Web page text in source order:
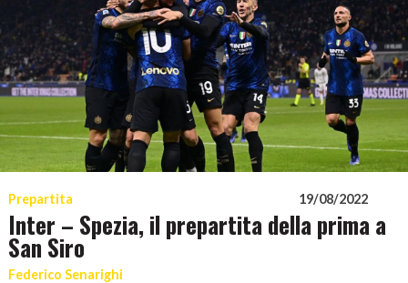
Prepartita 19/08/2022
Inter – Spezia, il prepartita della prima a
San Siro
Federico Senarighi